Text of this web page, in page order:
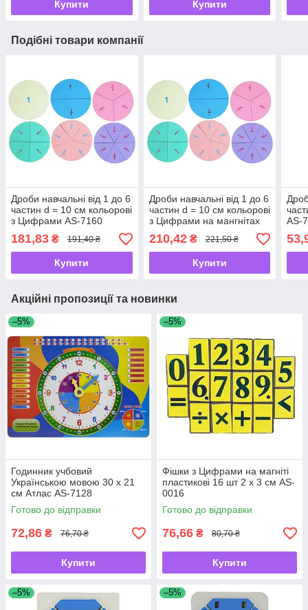
Купити Купити
Подібні товари компанії
Дроби навчальні від 1 до 6
частин d = 10 см кольорові
з Цифрами AS-7160
181,83 ₴ 191,40 ₴
Купити
Дроби навчальні від 1 до 6
частин d = 10 см кольорові
з Цифрами на мангнітах
AS-7161
210,42₴ 221,50 ₴
Купити
AS-
Акційні пропозиції та новинки
–5%
Годинник учбовий
Українською мовою 30 х 21
см Атлас AS-7128
Готово до відправки
72,86 ₴ 76,70 ₴
Купити
–5%
Фішки з Цифрами на магніті
пластикові 16 шт 2 х 3 см AS-
0016
Готово до відправки
76,66 ₴ 80,70 ₴
Купити
–5% –5%